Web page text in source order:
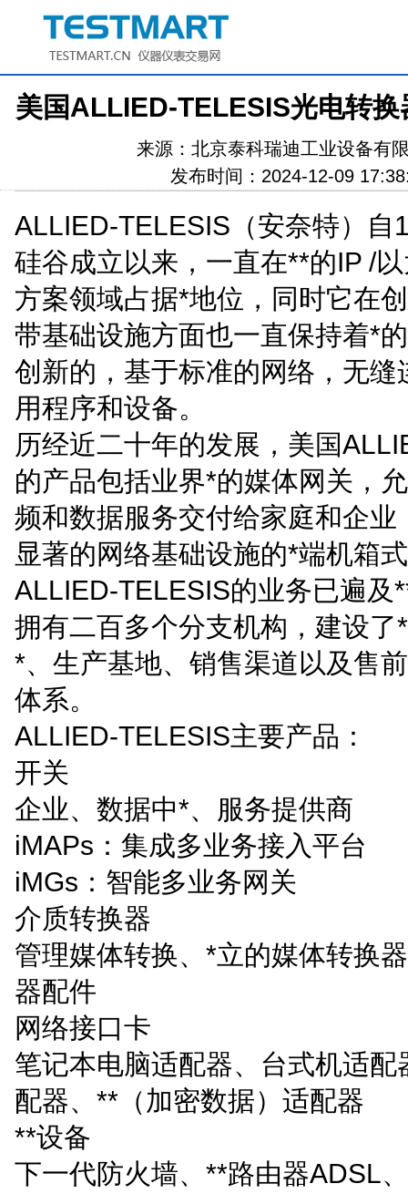
美国ALLIED-TELESIS光电转
来源： 北京泰科瑞迪工业设备有
发布时间：2024-12-09
ALLIED-TELESIS（安奈特）自
硅谷成立以来，一直在**的IP /
方案领域占据*地位，同时它在
带基础设施方面也一直保持着*
创新的，基于标准的网络，无缝
用程序和设备。
历经近二十年的发展，美国
的产品包括业界*的媒体网关，
频和数据服务交付给家庭和企业
显著的网络基础设施的*端机箱
ALLIED-TELESIS的业务已遍及
拥有二百多个分支机构，建设了
*、生产基地、销售渠道以及售
体系。
ALLIED-TELESIS主要产品：
开关
企业、数据中*、服务提供商
iMAPs：集成多业务接入平台
iMGs：智能多业务网关
介质转换器
管理媒体转换、*立的媒体转换
器配件
网络接口卡
笔记本电脑适配器、台式机适配
配器、**（加密数据）适配器
**设备
下一代防火墙、**路由器ADSL